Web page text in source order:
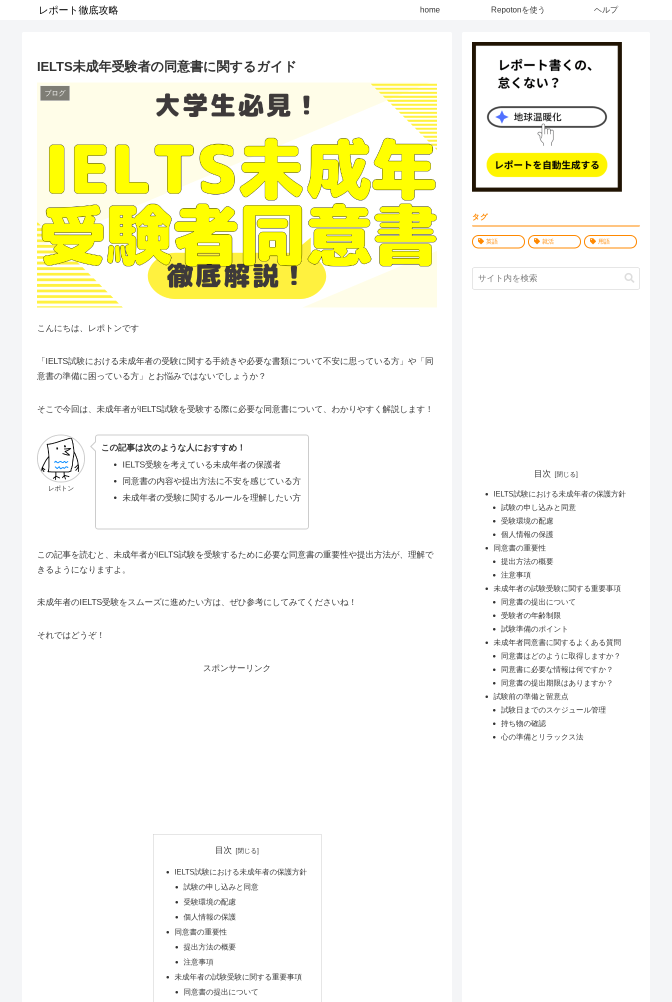
レポート徹底攻略 home Repotonを使う ヘルプ
IELTS未成年受験者の同意書に関するガイド
ブログ
こんにちは、レポトンです
「IELTS試験における未成年者の受験に関する手続きや必要な書類について不安に思っている方」や「同
意書の準備に困っている方」とお悩みではないでしょうか？
そこで今回は、未成年者がIELTS試験を受験する際に必要な同意書について、わかりやすく解説します！
レポトン
この記事は次のような人におすすめ！
IELTS受験を考えている未成年者の保護者
同意書の内容や提出方法に不安を感じている方
未成年者の受験に関するルールを理解したい方
この記事を読むと、未成年者がIELTS試験を受験するために必要な同意書の重要性や提出方法が、理解で
きるようになりますよ。
未成年者のIELTS受験をスムーズに進めたい方は、ぜひ参考にしてみてくださいね！
それではどうぞ！
スポンサーリンク
目次
IELTS試験における未成年者の保護方針
試験の申し込みと同意
受験環境の配慮
個人情報の保護
同意書の重要性
提出方法の概要
注意事項
未成年者の試験受験に関する重要事項
同意書の提出について
タグ
英語 就活 用語
目次
IELTS試験における未成年者の保護方針
試験の申し込みと同意
受験環境の配慮
個人情報の保護
同意書の重要性
提出方法の概要
注意事項
未成年者の試験受験に関する重要事項
同意書の提出について
受験者の年齢制限
試験準備のポイント
未成年者同意書に関するよくある質問
同意書はどのように取得しますか？
同意書に必要な情報は何ですか？
同意書の提出期限はありますか？
試験前の準備と留意点
試験日までのスケジュール管理
持ち物の確認
心の準備とリラックス法